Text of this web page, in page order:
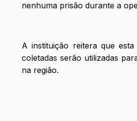
nenhuma prisão durante a
A instituição reitera que
coletadas serão utilizadas
na região.